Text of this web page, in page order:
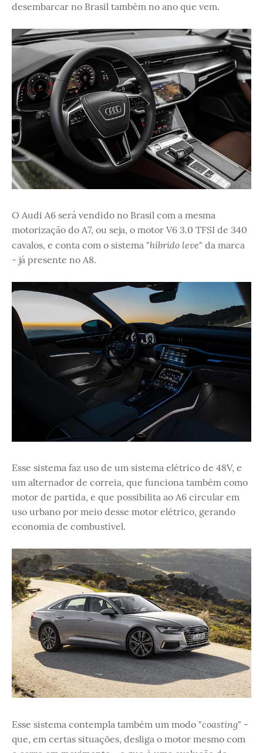
desembarcar no Brasil também no ano que vem.
O Audi A6 será vendido no Brasil com a mesma
motorização do A7, ou seja, o motor V6 3.0 TFSI de 340
cavalos, e conta com o sistema "híbrido leve" da marca
- já presente no A8.
Esse sistema faz uso de um sistema elétrico de 48V, e
um alternador de correia, que funciona também como
motor de partida, e que possibilita ao A6 circular em
uso urbano por meio desse motor elétrico, gerando
economia de combustível.
Esse sistema contempla também um modo "coasting" -
que, em certas situações, desliga o motor mesmo com